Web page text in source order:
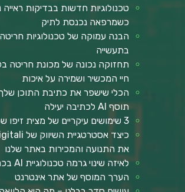
טכנולוגיות חדשות בבדיקות ראייה
כשמרפאה נכנסת לתיק
הבנה עמוקה של טכנולוגיות חריטה
בתעשייה
תחזוקה נכונה של מכונת חריטה
חיי המכשיר ושמירה על איכות
תוסף AI לכתיבה יעילה
3 שימושים עיקריים של מצית זיפו שכדאי להכיר
את התנועה והמכירות באתר שלנו
לאיזה שינוי גרמה טכנולוגיית AI בכתיבת תוכן?
הערך המוסף של אתר אינטרנט